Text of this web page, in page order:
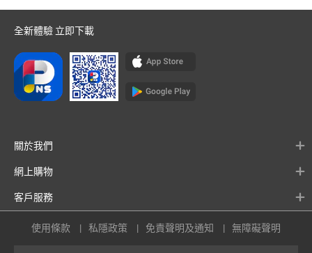
全新體驗 立即下載
關於我們
網上購物
客戶服務
使用條款 私隱政策 免責聲明及通知 無障礙聲明